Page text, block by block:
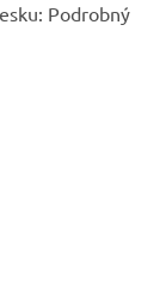
Podrobný